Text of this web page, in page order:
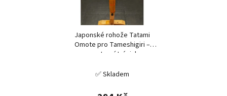
Japonské rohože Tatami
Omote pro Tameshigiri –
sportovní trénink
✅ Skladem